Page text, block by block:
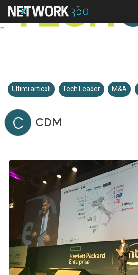
Ultimi articoli Tech Leader M&A
C CDM